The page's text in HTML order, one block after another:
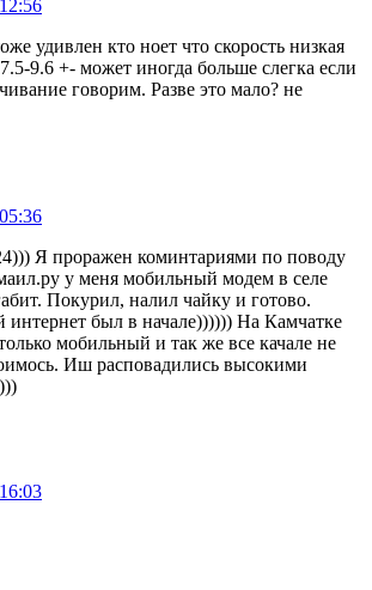
удивлен кто ноет что скорость низкая
9.6 +- может иногда больше слегка если
говорим. Разве это мало? не
Я проражен коминтариями по поводу
у меня мобильный модем в селе
Покурил, налил чайку и готово.
интернет был в начале)))))) На Камчатке
мобильный и так же все качале не
Иш расповадились высокими